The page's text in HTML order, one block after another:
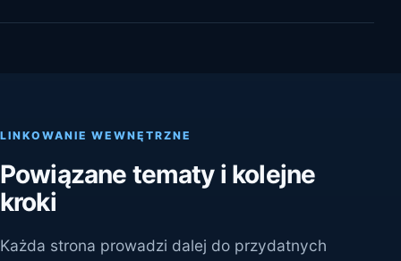
LINKOWANIE WEWNĘTRZNE
Powiązane tematy i kolejne
kroki
Każda strona prowadzi dalej do przydatnych